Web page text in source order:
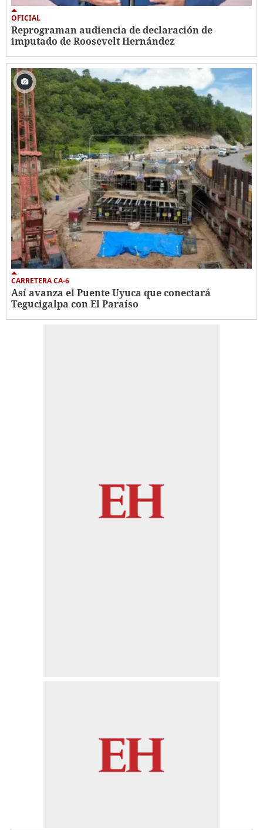
OFICIAL
Reprograman audiencia de declaración de
imputado de Roosevelt Hernández
CARRETERA CA-6
Así avanza el Puente Uyuca que conectará
Tegucigalpa con El Paraíso